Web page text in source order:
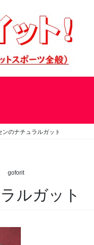
ンのナチュラルガット
goforit
ルガット